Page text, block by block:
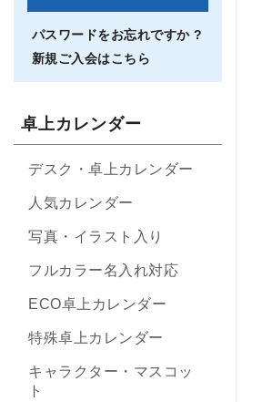
パスワードをお忘れですか ?
新規ご入会はこちら
卓上カレンダー
デスク・卓上カレンダー
人気カレンダー
写真・イラスト入り
フルカラー名入れ対応
ECO卓上カレンダー
特殊卓上カレンダー
キャラクター・マスコッ
ト